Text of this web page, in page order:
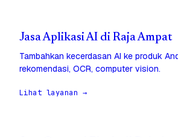
Jasa Aplikasi AI di Raja Ampat
Tambahkan kecerdasan AI ke produk
rekomendasi, OCR, computer vision.
Lihat layanan →